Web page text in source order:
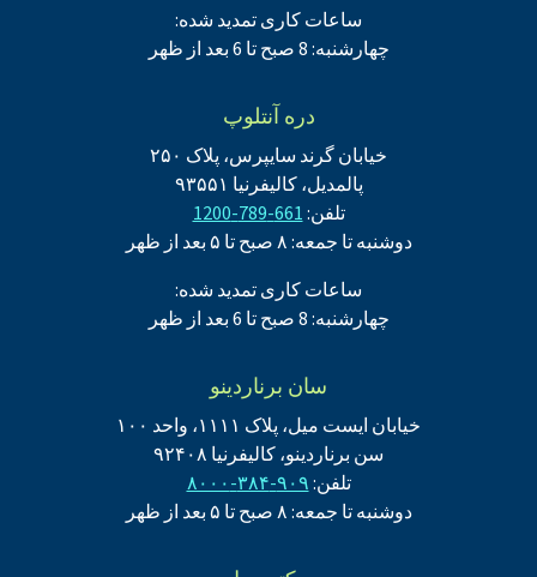
ساعات کاری تمدید شده:
چهارشنبه: 8 صبح تا 6 بعد از ظهر
دره آنتلوپ
خیابان گرند سایپرس، پلاک ۲۵۰
پالمدیل، کالیفرنیا ۹۳۵۵۱
تلفن:661-789-1200
دوشنبه تا جمعه: ۸ صبح تا ۵ بعد از ظهر
ساعات کاری تمدید شده:
چهارشنبه: 8 صبح تا 6 بعد از ظهر
سان برناردینو
خیابان ایست میل، پلاک ۱۱۱۱، واحد ۱۰۰
سن برناردینو، کالیفرنیا ۹۲۴۰۸
تلفن:۹۰۹-۳۸۴-۸۰۰۰
دوشنبه تا جمعه: ۸ صبح تا ۵ بعد از ظهر